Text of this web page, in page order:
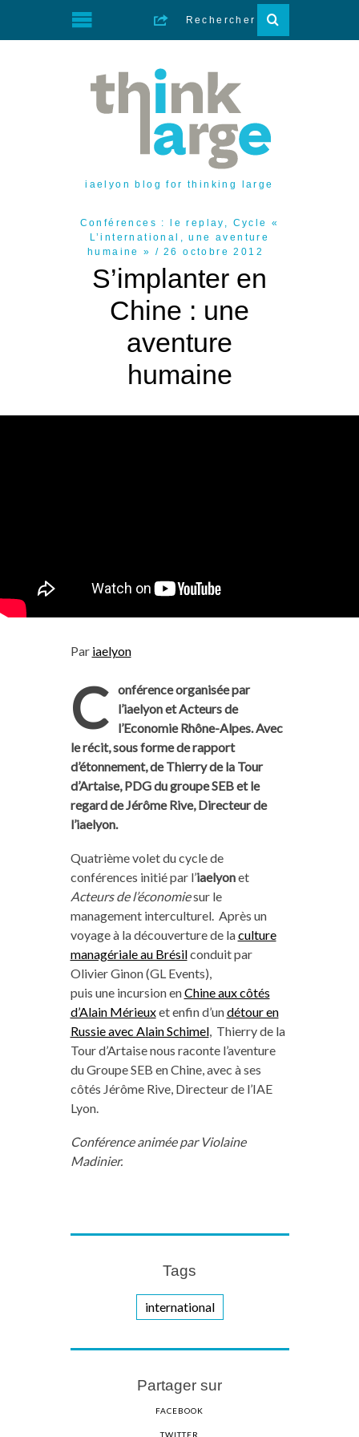
iaelyon blog for thinking large
Conférences : le replay , Cycle «
L’international, une aventure
humaine »
26 octobre 2012
S’implanter en
Chine : une
aventure
humaine
Par iaelyon
C
onférence organisée par
l’iaelyon et Acteurs de
l’Economie Rhône-Alpes. Avec
le récit, sous forme de rapport
d’étonnement, de Thierry de la Tour
d’Artaise, PDG du groupe SEB et le
regard de Jérôme Rive, Directeur de
l’iaelyon.
Quatrième volet du cycle de
conférences initié par l’iaelyonet
Acteurs de l’économiesur le
management interculturel. Après un
voyage à la découverture de laculture
managériale au Brésilconduit par
Olivier Ginon (GL Events),
puis une incursion enChine aux côtés
d’Alain Mérieuxet enfin d’undétour en
Russie avec Alain Schimel, Thierry de la
Tour d’Artaise nous raconte l’aventure
du Groupe SEB en Chine, avec à ses
côtés Jérôme Rive, Directeur de l’IAE
Lyon.
Conférence animée par Violaine
Madinier.
Tags
international
Partager sur
FACEBOOK
TWITTER